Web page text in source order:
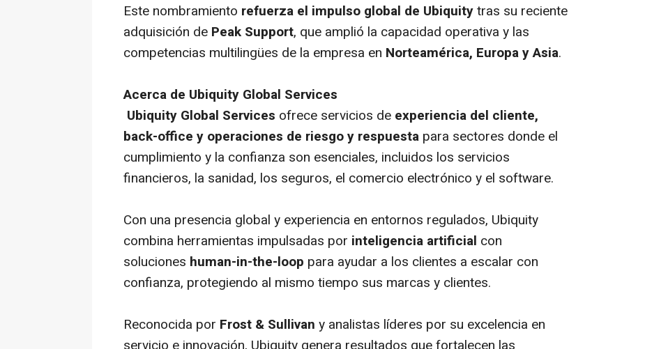
Este nombramiento refuerza el impulso global de Ubiquitytras su reciente
adquisición de Peak Support, que amplió la capacidad operativa y las
competencias multilingües de la empresa en Norteamérica, Europa y Asia.
Acerca de Ubiquity Global Services
Ubiquity Global Services ofrece servicios de experiencia del cliente,
back-office y operaciones de riesgo y respuesta para sectores donde el
cumplimiento y la confianza son esenciales, incluidos los servicios
financieros, la sanidad, los seguros, el comercio electrónico y el software.
Con una presencia global y experiencia en entornos regulados, Ubiquity
combina herramientas impulsadas por inteligencia artificial con
soluciones human-in-the-loop para ayudar a los clientes a escalar con
confianza, protegiendo al mismo tiempo sus marcas y clientes.
Reconocida por Frost & Sullivan y analistas líderes por su excelencia en